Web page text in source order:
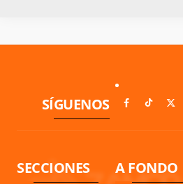
SÍGUENOS
SECCIONES A FONDO